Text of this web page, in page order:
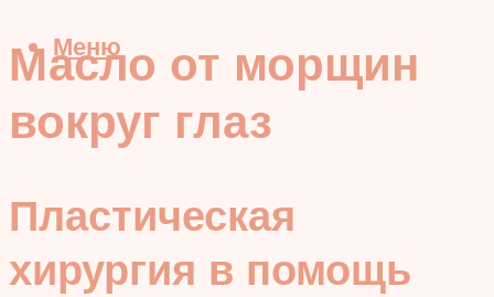
Меню
Масло от морщин
вокруг глаз
Пластическая
хирургия в помощь